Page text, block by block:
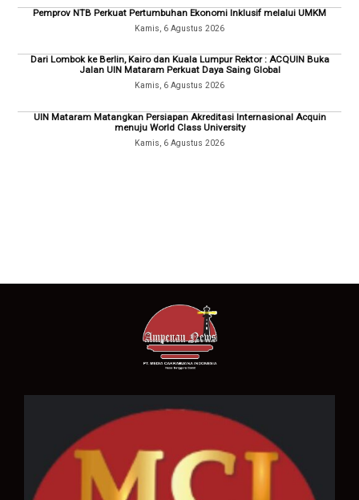
Pemprov NTB Perkuat Pertumbuhan Ekonomi Inklusif melalui UMKM
Kamis, 6 Agustus 2026
Dari Lombok ke Berlin, Kairo dan Kuala Lumpur Rektor : ACQUIN Buka
Jalan UIN Mataram Perkuat Daya Saing Global
Kamis, 6 Agustus 2026
UIN Mataram Matangkan Persiapan Akreditasi Internasional Acquin
menuju World Class University
Kamis, 6 Agustus 2026